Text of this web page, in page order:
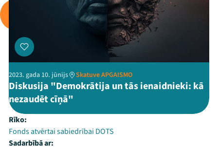
2023. gada 10. jūnijs Skatuve APGAISMO
Diskusija "Demokrātija un tās ienaidnieki: kā
nezaudēt cīņā"
Rīko:
Fonds atvērtai sabiedrībai DOTS
Sadarbībā ar: